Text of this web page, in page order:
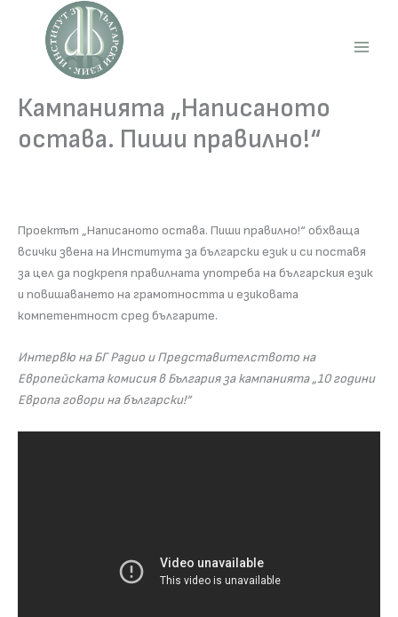
content
Кампанията „Написаното
остава. Пиши правилно!“
Проектът „Написаното остава. Пиши правилно!“ обхваща
всички звена на Института за български език и си поставя
за цел да подкрепя правилната употреба на българския език
и повишаването на грамотността и езиковата
компетентност сред българите.
Интервю на БГ Радио и Представителството на
Европейската комисия в България за кампанията „10 години
Европа говори на български!“